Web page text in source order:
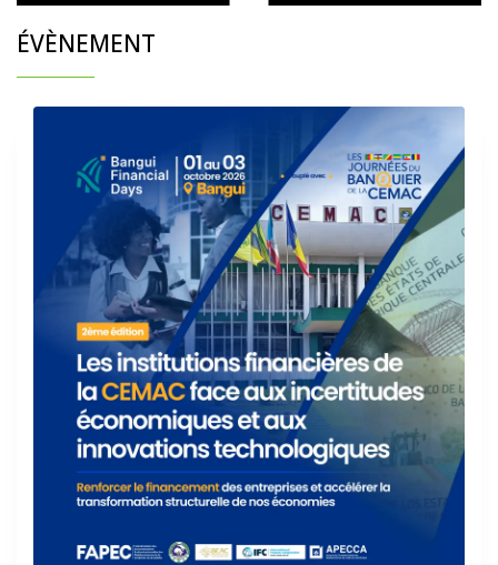
ÉVÈNEMENT